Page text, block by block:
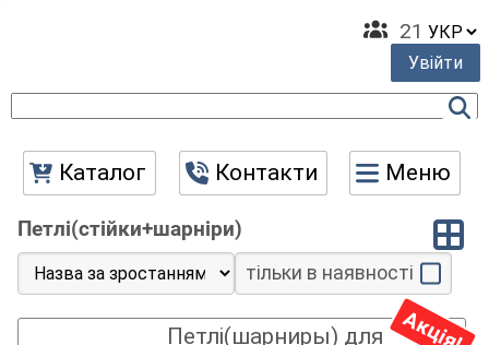
21
Увійти
Каталог Контакти Меню
Петлі(стійки+шарніри)
тільки в наявності
Акція!
Петлі(шарниры) для